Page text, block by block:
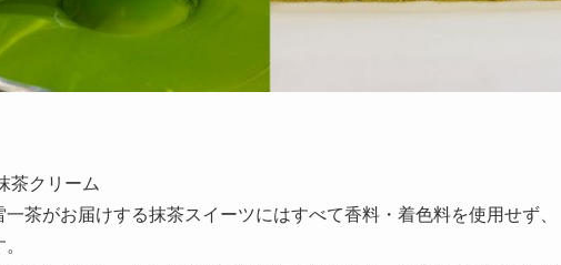
茶クリーム
茶がお届けする抹茶スイーツにはすべて香料・着色料を使用せず、